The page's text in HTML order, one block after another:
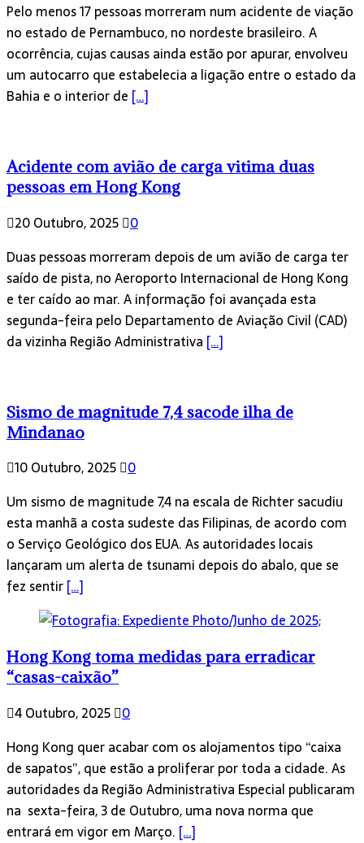
Pelo menos 17 pessoas morreram num acidente de viação
no estado de Pernambuco, no nordeste brasileiro. A
ocorrência, cujas causas ainda estão por apurar, envolveu
um autocarro que estabelecia a ligação entre o estado da
Bahia e o interior de […]
Acidente com avião de carga vitima duas
pessoas em Hong Kong
20 Outubro, 2025 0
Duas pessoas morreram depois de um avião de carga ter
saído de pista, no Aeroporto Internacional de Hong Kong
e ter caído ao mar. A informação foi avançada esta
segunda-feira pelo Departamento de Aviação Civil (CAD)
da vizinha Região Administrativa […]
Sismo de magnitude 7,4 sacode ilha de
Mindanao
10 Outubro, 2025 0
Um sismo de magnitude 7,4 na escala de Richter sacudiu
esta manhã a costa sudeste das Filipinas, de acordo com
o Serviço Geológico dos EUA. As autoridades locais
lançaram um alerta de tsunami depois do abalo, que se
fez sentir[…]
Hong Kong toma medidas para erradicar
“casas-caixão”
4 Outubro, 2025 0
Hong Kong quer acabar com os alojamentos tipo “caixa
de sapatos”, que estão a proliferar por toda a cidade. As
autoridades da Região Administrativa Especial publicaram
na sexta-feira, 3 de Outubro, uma nova norma que
entrará em vigor em Março. […]